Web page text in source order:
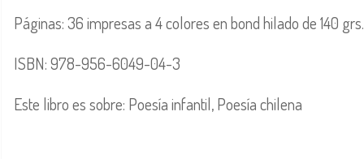
Páginas: 36 impresas a 4 colores en bond hilado de 140 grs.
ISBN: 978-956-6049-04-3
Este libro es sobre: Poesía infantil, Poesía chilena